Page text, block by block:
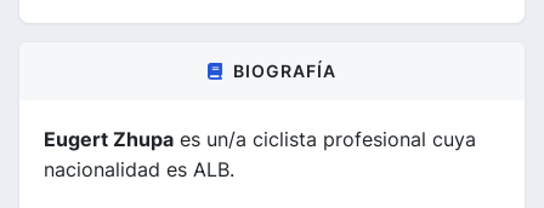
BIOGRAFÍA
Eugert Zhupa es un/a ciclista profesional cuya
nacionalidad es ALB.